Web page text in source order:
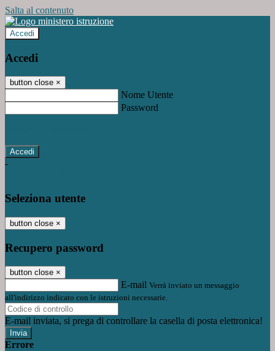
Salta al contenuto
Accedi
Accedi
button close ×
Nome Utente
Password
-
Seleziona utente
button close ×
Recupero password
button close ×
E-mail Verrà inviato un messaggio
all'indirizzo indicato con le istruzioni necessarie.
E-mail inviata, si prega di controllare la casella di posta elettronica!
Errore